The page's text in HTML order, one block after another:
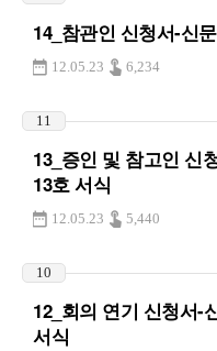
14_참관인 신청서-신
12.05.23 6,234
11
13_증인 및 참고인 신
13호 서식
12.05.23 5,440
10
12_회의 연기 신청서-
서식